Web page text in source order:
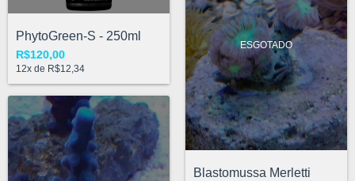
PhytoGreen-S - 250ml
R$120,00
12x de R$12,34
ESGOTADO
Blastomussa Merletti